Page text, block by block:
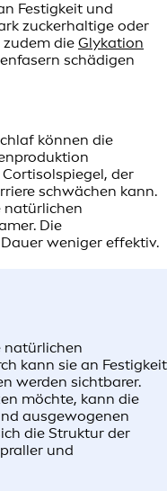
Festigkeit und
zuckerhaltige oder
die Glykation
schädigen
können die
der
schwächen kann.
natürlichen
Die
weniger effektiv.
natürlichen
kann sie an Festigkeit
werden sichtbarer.
möchte, kann die
ausgewogenen
die Struktur der
und